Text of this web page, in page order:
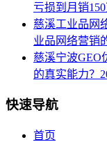
亏损到月销
慈溪工业品网
业品网络营销
慈溪宁波GEO
的真实能力？
快速导航
首页